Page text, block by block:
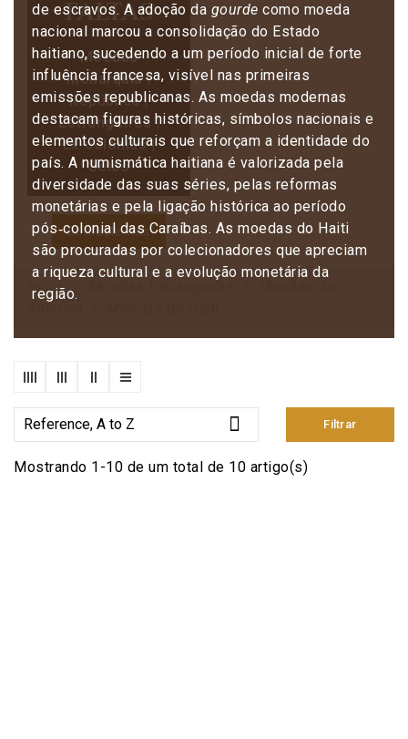
faltas
Moedas
monarquia |
República |
Estrangeiras |
Ex-colónias |
Selos
Contacte-nos
Início
de escravos. A adoção da gourde como moeda
nacional marcou a consolidação do Estado
haitiano, sucedendo a um período inicial de forte
influência francesa, visível nas primeiras
emissões republicanas. As moedas modernas
destacam figuras históricas, símbolos nacionais e
elementos culturais que reforçam a identidade do
país. A numismática haitiana é valorizada pela
diversidade das suas séries, pelas reformas
monetárias e pela ligação histórica ao período
pós‑colonial das Caraíbas. As moedas do Haiti
são procuradas por colecionadores que apreciam
a riqueza cultural e a evolução monetária da
região.
Reference, A to Z  Filtrar
Mostrando 1-10 de um total de 10 artigo(s)